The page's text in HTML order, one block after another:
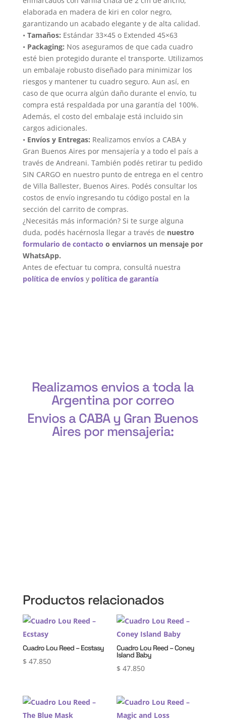
elaborada en madera de kiri en color negro,
garantizando un acabado elegante y de alta calidad.
• Tamaños: Estándar 33×45 o Extended 45×63
• Packaging: Nos aseguramos de que cada cuadro
esté bien protegido durante el transporte. Utilizamos
un embalaje robusto diseñado para minimizar los
riesgos y mantener tu cuadro seguro. Aun así, en
caso de que ocurra algún daño durante el envío, tu
compra está respaldada por una garantía del 100%.
Además, el costo del embalaje está incluido sin
cargos adicionales.
• Envíos y Entregas: Realizamos envíos a CABA y
Gran Buenos Aires por mensajería y a todo el país a
través de Andreani. También podés retirar tu pedido
SIN CARGO en nuestro punto de entrega en el centro
de Villa Ballester, Buenos Aires. Podés consultar los
costos de envío ingresando tu código postal en la
sección del carrito de compras.
¿Necesitás más información? Si te surge alguna
duda, podés hacérnosla llegar a través de nuestro
formulario de contacto o enviarnos un mensaje por
WhatsApp.
Antes de efectuar tu compra, consultá nuestra
política de envíosy política de garantía
Realizamos envios a toda la
Argentina por correo
Envios a CABA y Gran Buenos
Aires por mensajeria:
Productos relacionados
Cuadro Lou Reed – Ecstasy
$ 47.850
Cuadro Lou Reed – Coney
Island Baby
$ 47.850